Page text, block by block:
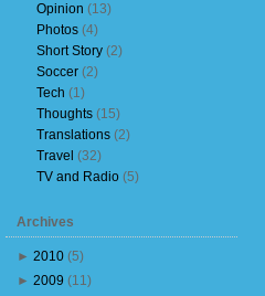
Opinion (13)
Photos (4)
Short Story (2)
Soccer (2)
Tech (1)
Thoughts (15)
Translations (2)
Travel (32)
TV and Radio (5)
Archives
► 2010 (5)
► 2009 (11)